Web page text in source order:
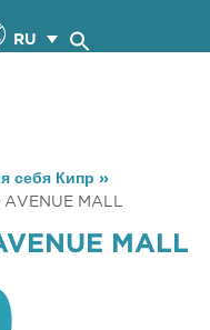
RU
себя Кипр »
AVENUE MALL
MALL